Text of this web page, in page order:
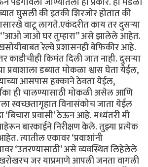
घुसली की इतकी शिरजोर होतात की
वाटू लागते.एकंदरीत काय तर दुसऱ्या
‘’आओ जाओ घर तुम्हारा’’ असे झालेले आहेत.
रेल्वे प्रशासनही बेफिकीर आहे.
तर काडीचीही किमंत दिली जात नाही. दुसऱ्या
प्रवाशाला डब्यात मोकळा श्वास घेता येईल,
आसपास हक्काने ठेवता येईल,
ही चालण्यासाठी मोकळी असेल आणि
स्वच्छतागृहात विनासंकोच जाता येईल
प्रवासी’ ठेऊन आहे. मध्यंतरी मी
बारकाईने निरीक्षण केले. तुझ्या प्रत्येक
त्यातील एकावर ‘प्रवाशांनी
‘उतरण्यासाठी’ असे व्यवस्थित लिहेलेले
जर याप्रमाणे आपली जनता वागली